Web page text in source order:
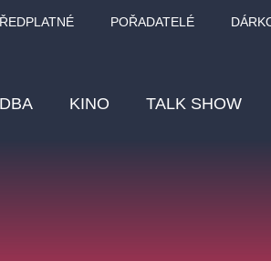
POŘADATELÉ
KINO TALK SHOW